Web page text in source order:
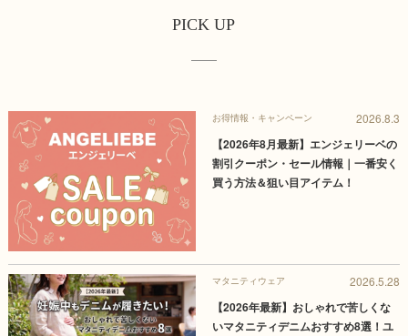
PICK UP
お得情報・キャンペーン 2026.8.3
【2026年8月最新】エンジェリーベの
割引クーポン・セール情報｜一番安く
買う方法＆狙い目アイテム！
マタニティウェア 2026.5.28
【2026年最新】おしゃれで苦しくな
いマタニティデニムおすすめ8選！ユ